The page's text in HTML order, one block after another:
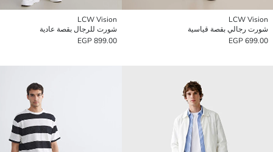
LCW Vision
شورت رجالي بقصة قياسية
699.00 EGP
LCW Vision
شورت للرجال بقصة عادية
899.00 EGP